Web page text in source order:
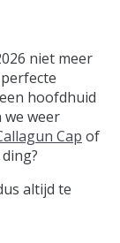
niet meer
hoofdhuid
we weer
Cap of
altijd te